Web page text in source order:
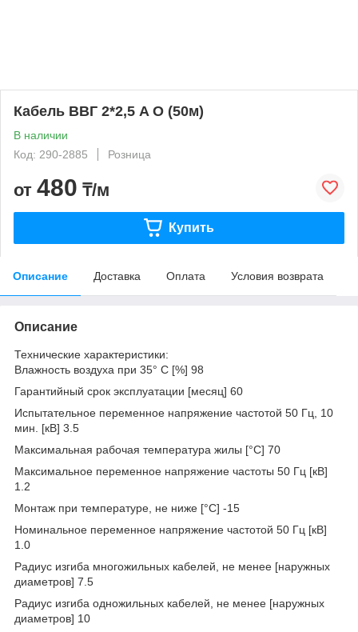
Кабель ВВГ 2*2,5 A O (50м)
В наличии
Код: 290-2885
Розница
от 480 ₸/м
Купить
Описание Доставка Оплата Условия возврата
Описание
Технические характеристики:
Влажность воздуха при 35° C [%] 98
Гарантийный срок эксплуатации [месяц] 60
Испытательное переменное напряжение частотой 50 Гц, 10
мин. [кВ] 3.5
Максимальная рабочая температура жилы [°С] 70
Максимальное переменное напряжение частоты 50 Гц [кВ]
1.2
Монтаж при температуре, не ниже [°C] -15
Номинальное переменное напряжение частотой 50 Гц [кВ]
1.0
Радиус изгиба многожильных кабелей, не менее [наружных
диаметров] 7.5
Радиус изгиба одножильных кабелей, не менее [наружных
диаметров] 10